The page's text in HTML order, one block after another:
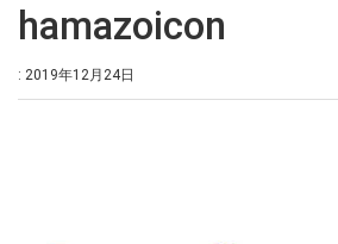
hamazoicon
: 2019年12月24日